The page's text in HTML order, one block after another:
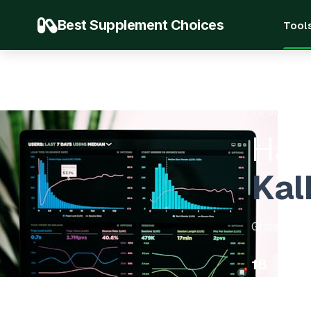
Best Supplement Choices
Gratis
18
verktyg